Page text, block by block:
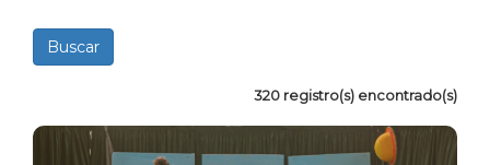
320 registro(s) encontrado(s)